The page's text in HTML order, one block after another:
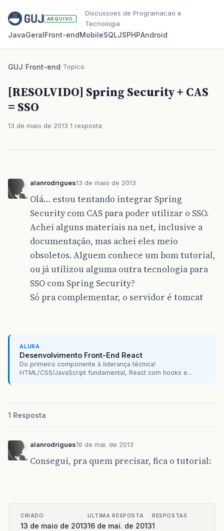
ARQUIVO
Discussoes de Programacao e
Tecnologia
JavaGeralFront‑endMobileSQLJSPHPAndroid
GUJ/Front-end/Topico
[RESOLVIDO] Spring Security + CAS
= SSO
13 de maio de 2013 1 resposta
alanrodrigues13 de maio de 2013
Olá… estou tentando integrar Spring
Security com CAS para poder utilizar o SSO.
Achei alguns materiais na net, inclusive a
documentação, mas achei eles meio
obsoletos. Alguem conhece um bom tutorial,
ou já utilizou alguma outra tecnologia para
SSO com Spring Security?
Só pra complementar, o servidor é tomcat
ALURA
Desenvolvimento Front-End React
Do primeiro componente à liderança técnica!
HTML/CSS/JavaScript fundamental, React com hooks e...
1 Resposta
alanrodrigues16 de mai. de 2013
Consegui, pra quem precisar, fica o tutorial:
CRIADO
13 de maio de 2013
ULTIMA RESPOSTA
16 de mai. de 2013
RESPOSTAS
1